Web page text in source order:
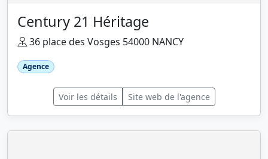
Century 21 Héritage
36 place des Vosges 54000 NANCY
Agence
Voir les détails Site web de l'agence